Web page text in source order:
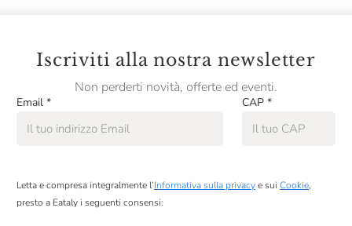
Iscriviti alla nostra newsletter
Non perderti novità, offerte ed eventi.
Email * CAP *
Letta e compresa integralmente l’Informativa sulla privacye sui Cookie,
presto a Eataly i seguenti consensi: